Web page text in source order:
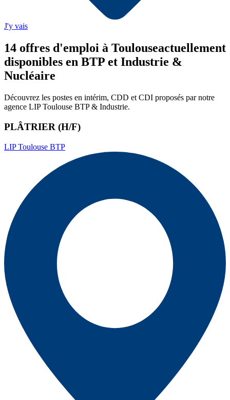
J'y vais
14 offres d'emploi à Toulouseactuellement
disponibles en BTP et Industrie &
Nucléaire
Découvrez les postes en intérim, CDD et CDI proposés par notre
agence LIP Toulouse BTP & Industrie.
PLÂTRIER (H/F)
LIP Toulouse BTP